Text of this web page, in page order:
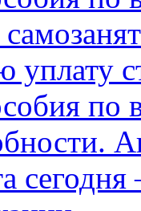
уплату
по